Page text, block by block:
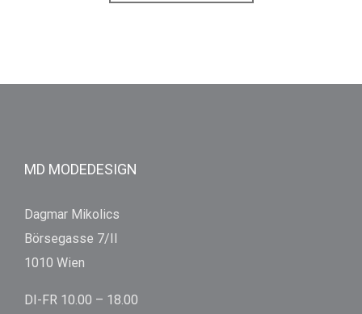
MD MODEDESIGN
Dagmar Mikolics
Börsegasse 7/II
1010 Wien
DI-FR 10.00 – 18.00